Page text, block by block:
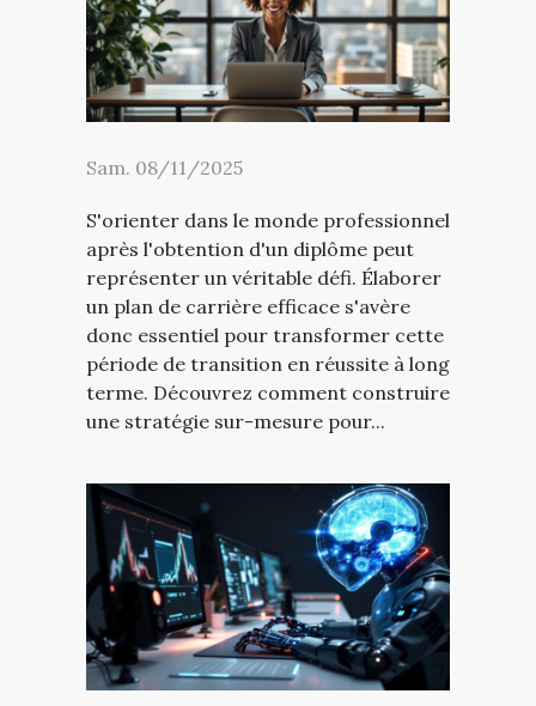
Sam. 08/11/2025
S'orienter dans le monde professionnel
après l'obtention d'un diplôme peut
représenter un véritable défi. Élaborer
un plan de carrière efficace s'avère
donc essentiel pour transformer cette
période de transition en réussite à long
terme. Découvrez comment construire
une stratégie sur-mesure pour...